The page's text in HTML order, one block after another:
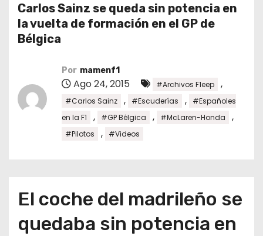
Carlos Sainz se queda sin potencia en
la vuelta de formación en el GP de
Bélgica
Por mamenf1
Ago 24, 2015 #Archivos F1eep ,
#Carlos Sainz , #Escuderías ,
#Españoles
en la F1
, #GP Bélgica , #McLaren-Honda ,
#Pilotos , #Videos
El coche del madrileño se
quedaba sin potencia en